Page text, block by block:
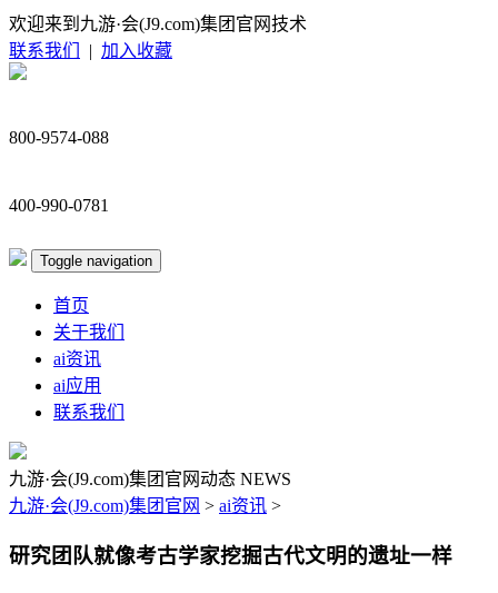
欢迎来到九游·会(J9.com)集团官网技术
联系我们
| 加入收藏
800-9574-088
400-990-0781
Toggle navigation
首页
关于我们
ai资讯
ai应用
联系我们
九游·会(J9.com)集团官网动态 NEWS
九游·会(J9.com)集团官网 > ai资讯 >
研究团队就像考古学家挖掘古代文明的遗址一样